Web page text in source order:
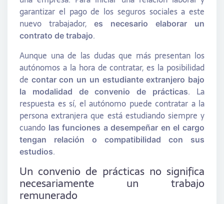
garantizar el pago de los seguros sociales a este
nuevo trabajador,
es necesario elaborar un
contrato de trabajo.
Aunque una de las dudas que más presentan los
autónomos a la hora de contratar, es la posibilidad
de contar con un un estudiante extranjero bajo
la modalidad de convenio de prácticas. La
respuesta es sí, el autónomo puede contratar a la
persona extranjera que está estudiando siempre y
cuando las funciones a desempeñar en el cargo
tengan relación o compatibilidad con sus
estudios.
Un convenio de prácticas no significa
necesariamente un trabajo
remunerado